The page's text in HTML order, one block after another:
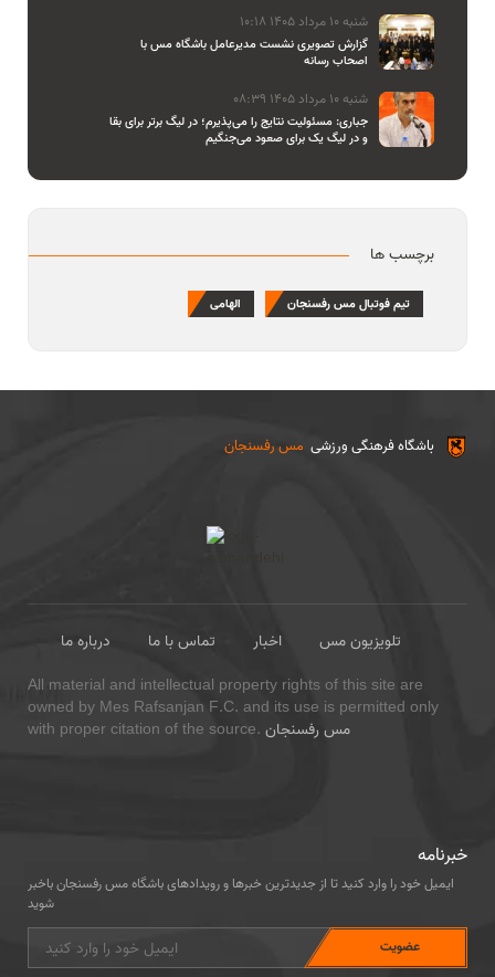
شنبه 10 مرداد 1405 10:18
گزارش تصویری نشست مدیرعامل باشگاه مس با
اصحاب رسانه
شنبه 10 مرداد 1405 08:39
جباری: مسئولیت نتایج را می‌پذیرم؛ در لیگ برتر برای بقا
و در لیگ یک برای صعود می‌جنگیم
برچسب ها
تیم فوتبال مس رفسنجان الهامی
مس رفسنجان باشگاه فرهنگی ورزشی
درباره ما تماس با ما اخبار
تلویزیون مس
All material and intellectual property rights of this site are
owned by Mes Rafsanjan F.C. and its use is permitted only
with proper citation of the source. مس رفسنجان
خبرنامه
ایمیل خود را وارد کنید تا از جدیدترین خبرها و رویدادهای باشگاه مس رفسنجان باخبر
شوید